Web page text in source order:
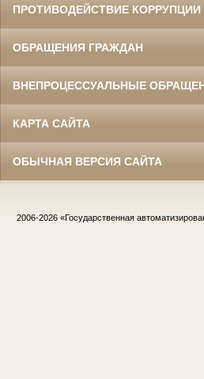
ПРОТИВОДЕЙСТВИЕ КОРРУПЦИИ
ОБРАЩЕНИЯ ГРАЖДАН
ВНЕПРОЦЕССУАЛЬНЫЕ
КАРТА САЙТА
ОБЫЧНАЯ ВЕРСИЯ САЙТА
2006-2026 «Государственная